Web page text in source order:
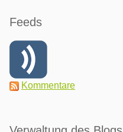
Feeds
Kommentare